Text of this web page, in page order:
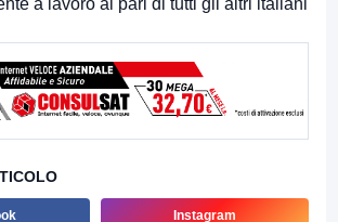
a lavoro al pari di tutti gli altri italiani
Instagram